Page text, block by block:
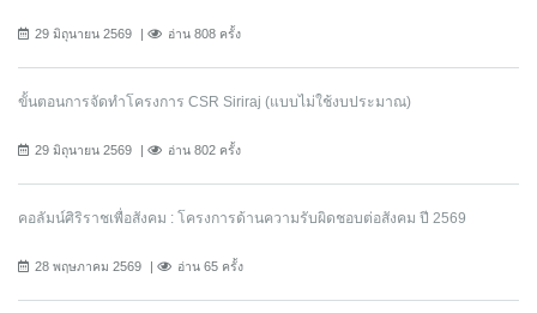
29 มิถุนายน 2569 อ่าน 808 ครั้ง
ขั้นตอนการจัดทำโครงการ CSR Siriraj (แบบไม่ใช้งบประมาณ)
29 มิถุนายน 2569 อ่าน 802 ครั้ง
คอลัมน์ศิริราชเพื่อสังคม : โครงการด้านความรับผิดชอบต่อสังคม ปี 2569
28 พฤษภาคม 2569 อ่าน 65 ครั้ง